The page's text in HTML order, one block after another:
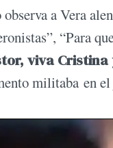
a Vera
“Para
viva
militaba en